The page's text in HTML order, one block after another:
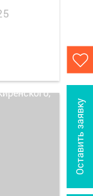
Оставить заявку